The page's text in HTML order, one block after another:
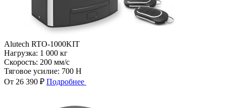
Alutech RTO-1000KIT
Нагрузка: 1 000 кг
Скорость: 200 мм/с
Тяговое усилие: 700 Н
От 26 390 ₽ Подробнее